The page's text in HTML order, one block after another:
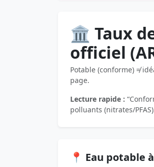
🏛️ Taux
officiel
Potable (conforme) ≠
page.
Lecture rapide :
polluants (nitrates/
📍 Eau potable